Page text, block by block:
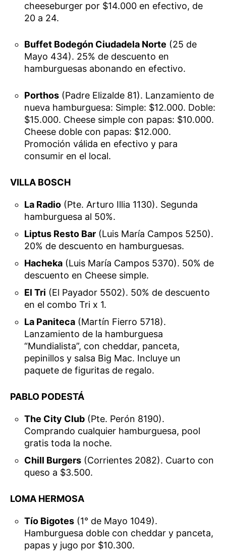
cheeseburger por $14.000 en efectivo, de
20 a 24.
Buffet Bodegón Ciudadela Norte (25 de
Mayo 434). 25% de descuento en
hamburguesas abonando en efectivo.
Porthos (Padre Elizalde 81). Lanzamiento de
nueva hamburguesa: Simple: $12.000. Doble:
$15.000. Cheese simple con papas: $10.000.
Cheese doble con papas: $12.000.
Promoción válida en efectivo y para
consumir en el local.
VILLA BOSCH
La Radio (Pte. Arturo Illia 1130). Segunda
hamburguesa al 50%.
Liptus Resto Bar (Luis María Campos 5250).
20% de descuento en hamburguesas.
Hacheka (Luis María Campos 5370). 50% de
descuento en Cheese simple.
El Tri (El Payador 5502). 50% de descuento
en el combo Tri x 1.
La Paniteca (Martín Fierro 5718).
Lanzamiento de la hamburguesa
“Mundialista”, con cheddar, panceta,
pepinillos y salsa Big Mac. Incluye un
paquete de figuritas de regalo.
PABLO PODESTÁ
The City Club (Pte. Perón 8190).
Comprando cualquier hamburguesa, pool
gratis toda la noche.
Chill Burgers (Corrientes 2082). Cuarto con
queso a $3.500.
LOMA HERMOSA
Tío Bigotes (1° de Mayo 1049).
Hamburguesa doble con cheddar y panceta,
papas y jugo por $10.300.